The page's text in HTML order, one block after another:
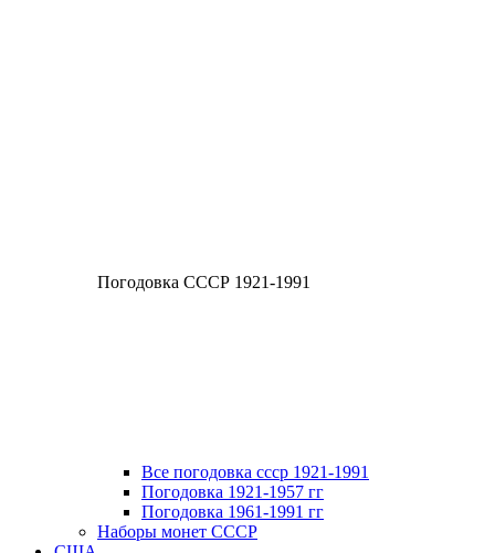
Погодовка СССР 1921-1991
Все погодовка ссср 1921-1991
Погодовка 1921-1957 гг
Погодовка 1961-1991 гг
Наборы монет СССР